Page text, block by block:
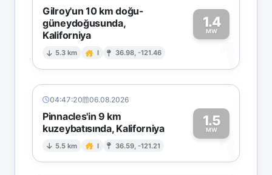
Gilroy'un 10 km doğu-
güneydoğusunda,
Kaliforniya
5.3 km I 36.98, -121.46
1.4
MW
1
04:47:20 06.08.2026
Pinnacles'in 9 km
kuzeybatısında, Kaliforniya
5.5 km I 36.59, -121.21
1.5
MW1